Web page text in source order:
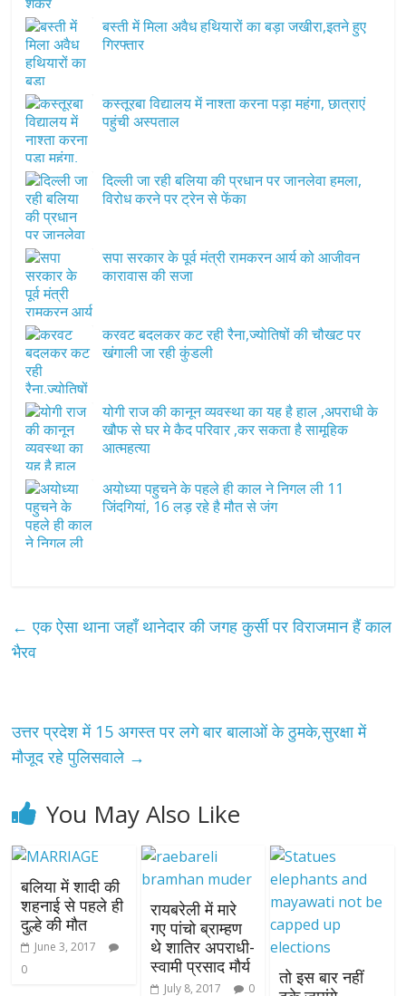
बस्ती में मिला अवैध हथियारों का बड़ा जखीरा,इतने हुए
गिरफ्तार
कस्तूरबा विद्यालय में नाश्ता करना पड़ा महंगा, छात्राएं
पहुंची अस्पताल
दिल्ली जा रही बलिया की प्रधान पर जानलेवा हमला,
विरोध करने पर ट्रेन से फेंका
सपा सरकार के पूर्व मंत्री रामकरन आर्य को आजीवन
कारावास की सजा
करवट बदलकर कट रही रैना,ज्योतिषों की चौखट पर
खंगाली जा रही कुंडली
योगी राज की कानून व्यवस्था का यह है हाल ,अपराधी के
खौफ से घर मे कैद परिवार ,कर सकता है सामूहिक
आत्महत्या
अयोध्या पहुचने के पहले ही काल ने निगल ली 11
जिंदगियां, 16 लड़ रहे है मौत से जंग
← एक ऐसा थाना जहाँ थानेदार की जगह कुर्सी पर विराजमान हैं काल
भैरव
उत्तर प्रदेश में 15 अगस्त पर लगे बार बालाओं के ठुमके,सुरक्षा में
मौजूद रहे पुलिसवाले →
You May Also Like
बलिया में शादी की
शहनाई से पहले ही
दुल्हे की मौत
June 3, 2017
0
रायबरेली में मारे
गए पांचो ब्राम्हण
थे शातिर अपराधी-
स्वामी प्रसाद मौर्य
July 8, 2017 0
तो इस बार नहीं